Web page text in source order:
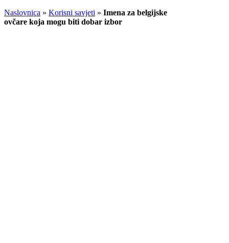
Naslovnica » Korisni savjeti » Imena za belgijske
ovčare koja mogu biti dobar izbor